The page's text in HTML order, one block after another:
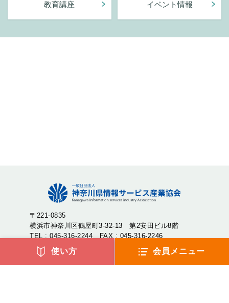
教育講座 イベント情報
〒221-0835
横浜市神奈川区鶴屋町3-32-13 第2安田ビル8階
TEL : 045-316-2244 FAX : 045-316-2246
神奈川県情報サービス産業協会（神情協・しんじょうきょ
使い方 会員メニュー